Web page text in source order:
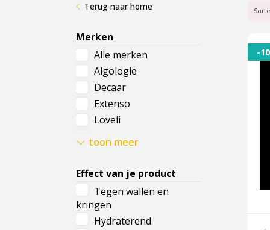
Voeding & Gezondheid
Cadeau
Travel size producten
Terug naar home
Merken
Alle merken
Algologie
Decaar
Extenso
Loveli
toon meer
Effect van je product
Tegen wallen en
kringen
Hydraterend
-